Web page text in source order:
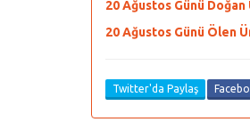
20 Ağustos Günü
20 Ağustos Günü Ölen
Twitter'da Paylaş